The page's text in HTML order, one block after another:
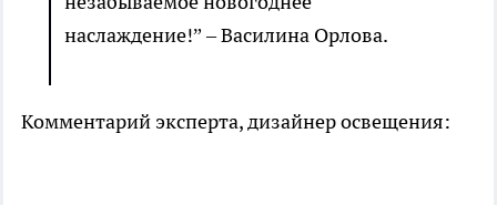
наслаждение!” – Василина Орлова.
Комментарий эксперта, дизайнер освещения: